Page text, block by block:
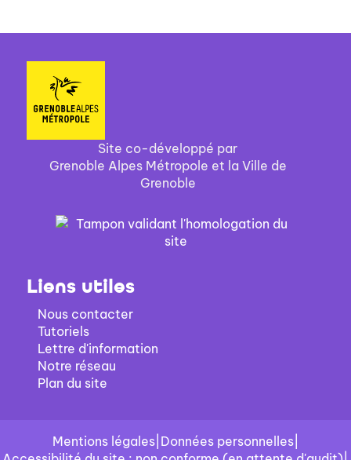
Site co-développé par
Grenoble Alpes Métropole et la Ville de
Grenoble
Liens utiles
Nous contacter
Tutoriels
Lettre d'information
Notre réseau
Plan du site
Mentions légales| Données personnelles|